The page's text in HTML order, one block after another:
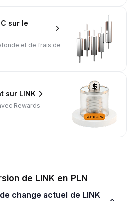
sur le
et de frais de
sur LINK
Rewards
de LINK en PLN